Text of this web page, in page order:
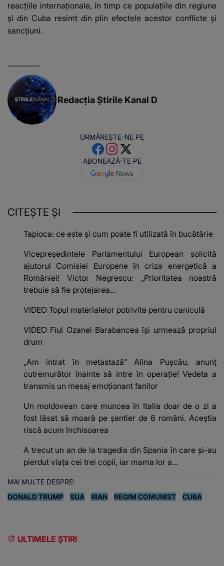
reacțiile internaționale, în timp ce populațiile din regiune
și din Cuba resimt din plin efectele acestor conflicte și
sancțiuni.
Redacția Știrile Kanal D
URMĂREȘTE-NE PE
ABONEAZĂ-TE PE
CITEȘTE ȘI
Tapioca: ce este și cum poate fi utilizată în bucătărie
Vicepreședintele Parlamentului European solicită
ajutorul Comisiei Europene în criza energetică a
României! Victor Negrescu: „Prioritatea noastră
trebuie să fie protejarea...
VIDEO Topul materialelor potrivite pentru caniculă
VIDEO Fiul Ozanei Barabancea își urmează propriul
drum
„Am intrat în metastază” Alina Pușcău, anunț
cutremurător înainte să intre în operație! Vedeta a
transmis un mesaj emoționant fanilor
Un moldovean care muncea în Italia doar de o zi a
fost lăsat să moară pe şantier de 6 români. Aceștia
riscă acum închisoarea
A trecut un an de la tragedia din Spania în care și-au
pierdut viața cei trei copii, iar mama lor a…
MAI MULTE DESPRE:
DONALD TRUMP
SUA IRAN REGIM COMUNIST CUBA
ULTIMELE ȘTIRI